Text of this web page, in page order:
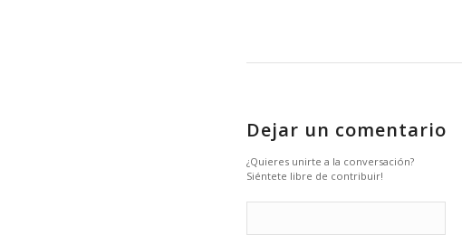
Dejar un comentario
¿Quieres unirte a la conversación?
Siéntete libre de contribuir!